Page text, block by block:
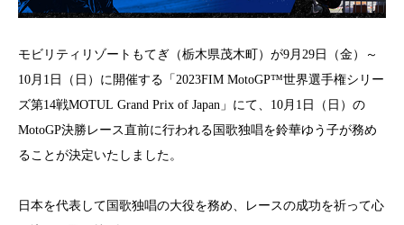
モビリティリゾートもてぎ（栃木県茂木町）が9月29日（金）～
10月1日（日）に開催する「2023FIM MotoGP™世界選手権シリー
ズ第14戦MOTUL Grand Prix of Japan」にて、10月1日（日）の
MotoGP決勝レース直前に行われる国歌独唱を鈴華ゆう子が務め
ることが決定いたしました。
日本を代表して国歌独唱の大役を務め、レースの成功を祈って心